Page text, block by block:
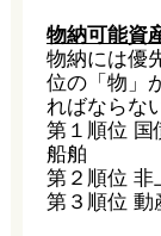
物納可能資
物納には優
位の「物」
ればならな
第１順位 国
船舶
第２順位 非
第３順位 動